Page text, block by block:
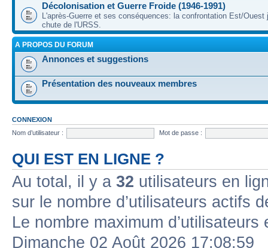
Décolonisation et Guerre Froide (1946-1991)
L'après-Guerre et ses conséquences: la confrontation Est/Ouest
chute de l'URSS.
A PROPOS DU FORUM
Annonces et suggestions
Présentation des nouveaux membres
CONNEXION
Nom d’utilisateur :
Mot de passe :
QUI EST EN LIGNE ?
Au total, il y a 32 utilisateurs en
sur le nombre d’utilisateurs actifs
Le nombre maximum
Dimanche 02 Août 2026 17:08:59